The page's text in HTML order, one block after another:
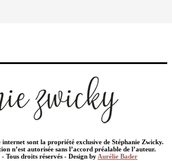
internet sont la propriété exclusive de Stéphanie Zwicky.
n’est autorisée sans l’accord préalable de l’auteur.
Tous droits réservés - Design by Aurélie Bader